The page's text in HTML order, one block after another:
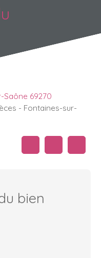
Saône 69270
- Fontaines-sur-
bien